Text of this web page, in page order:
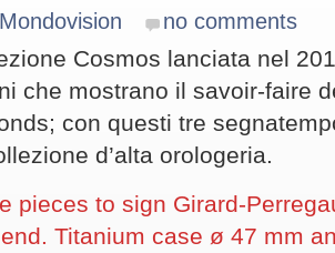
Mondovision no comments
Cosmos lanciata nel
che mostrano il savoir-faire
con questi tre
d’alta orologeria.
pieces to sign Girard-
end. Titanium case ø 47 mm